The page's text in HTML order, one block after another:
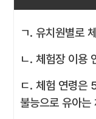
ㄱ. 유치원별로
ㄴ. 체험장 이용
ㄷ. 체험 연령은
불능으로 유아는